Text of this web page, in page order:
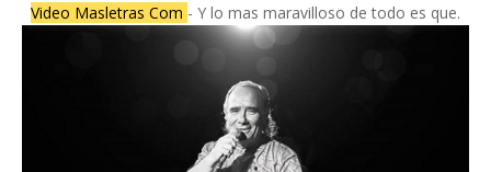
Video Masletras Com - Y lo mas maravilloso de todo es que.